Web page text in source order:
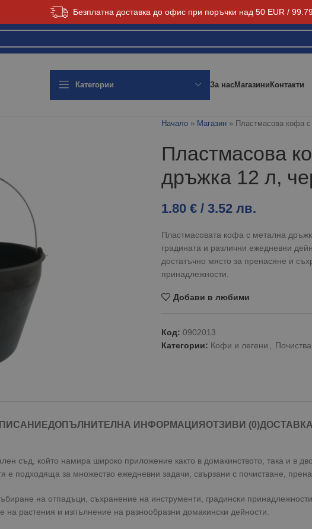
Безплатна доставка до офис при поръчки над 50 EUR /
Категории За насМагазиниКонтакти
Начало» Магазин» Пластмасова кофа
Пластмасова
дръжка 12 л,
1.80 € / 3.52 лв.
Пластмасовата кофа с метална
градината и различни ежедневни
достатъчно място за пренасяне и
принадлежности.
Добави в любими
Код: 0902013
Категории: Кофи и легени
ДОПЪЛНИТЕЛНА ИНФОРМАЦИЯ ОТЗИВИ (0)ДОСТАВКА
съд, който намира широко приложение както в домакинството, така и в
е подходяща за множество ежедневни задачи, свързани с почистване,
на отпадъци, съхранение на инструменти, градински
растения и изпълнение на разнообразни домакински дейности.